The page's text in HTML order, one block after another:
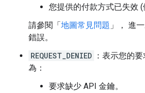
您提供的付款方式已失效 (
請參閱「地圖常見問題 」， 進
錯誤。
REQUEST_DENIED
：表示您的
為：
要求缺少 API 金鑰。